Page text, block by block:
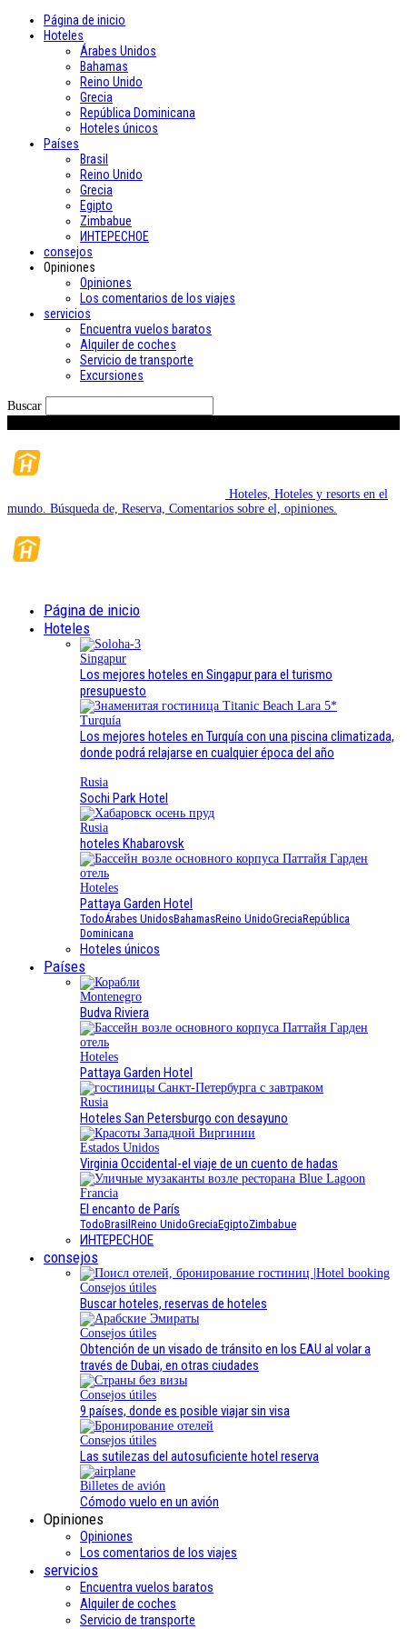
Página de inicio
Hoteles
Árabes Unidos
Bahamas
Reino Unido
Grecia
República Dominicana
Hoteles únicos
Países
Brasil
Reino Unido
Grecia
Egipto
Zimbabue
ИНТЕРЕСНОЕ
consejos
Opiniones
Opiniones
Los comentarios de los viajes
servicios
Encuentra vuelos baratos
Alquiler de coches
Servicio de transporte
Excursiones
Buscar
Hoteles, Hoteles y resorts en el
mundo. Búsqueda de, Reserva, Comentarios sobre el, opiniones.
Página de inicio
Hoteles
Singapur
Los mejores hoteles en Singapur para el turismo
presupuesto
Turquía
Los mejores hoteles en Turquía con una piscina climatizada,
donde podrá relajarse en cualquier época del año
Rusia
Sochi Park Hotel
Rusia
hoteles Khabarovsk
Hoteles
Pattaya Garden Hotel
TodoÁrabes UnidosBahamasReino UnidoGreciaRepública
Dominicana
Hoteles únicos
Países
Montenegro
Budva Riviera
Hoteles
Pattaya Garden Hotel
Rusia
Hoteles San Petersburgo con desayuno
Estados Unidos
Virginia Occidental-el viaje de un cuento de hadas
Francia
El encanto de París
TodoBrasil Reino UnidoGreciaEgiptoZimbabue
ИНТЕРЕСНОЕ
consejos
Consejos útiles
Buscar hoteles, reservas de hoteles
Consejos útiles
Obtención de un visado de tránsito en los EAU al volar a
través de Dubai, en otras ciudades
Consejos útiles
9 países, donde es posible viajar sin visa
Consejos útiles
Las sutilezas del autosuficiente hotel reserva
Billetes de avión
Cómodo vuelo en un avión
Opiniones
Opiniones
Los comentarios de los viajes
servicios
Encuentra vuelos baratos
Alquiler de coches
Servicio de transporte